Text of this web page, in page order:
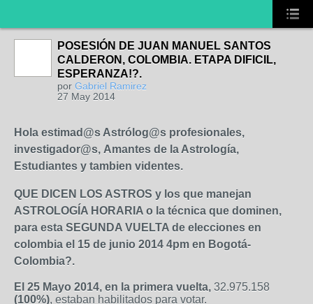
POSESIÓN DE JUAN MANUEL SANTOS
CALDERON, COLOMBIA. ETAPA DIFICIL,
ESPERANZA!?.
por Gabriel Ramirez
27 May 2014
Hola estimad@s Astrólog@s profesionales,
investigador@s, Amantes de la Astrología,
Estudiantes y tambien videntes.
QUE DICEN LOS ASTROS y los que manejan
ASTROLOGÍA HORARIA o la técnica que dominen,
para esta SEGUNDA VUELTA de elecciones en
colombia el 15 de junio 2014 4pm en Bogotá-
Colombia?.
E l 25 Mayo 2014, en la primera vuelta, 32.975.158
(100%), estaban habilitados para votar.